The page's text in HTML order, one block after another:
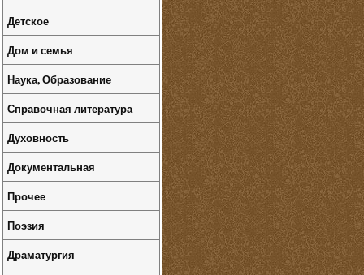
Детское
Дом и семья
Наука, Образование
Справочная литература
Духовность
Документальная
Прочее
Поэзия
Драматургия